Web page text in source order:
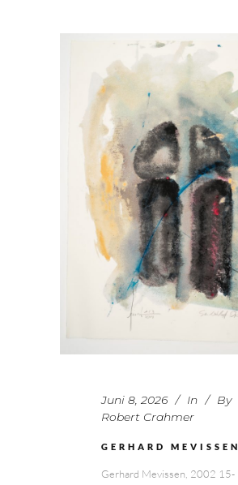
Juni 8, 2026 In
By
Robert Crahmer
GERHARD MEVISSEN
Gerhard Mevissen, 2002 15-